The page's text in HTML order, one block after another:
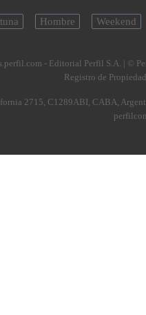
Hombre Weekend
- Editorial Perfil S.A. | ©
Registro de
2715, C1289ABI, CABA,